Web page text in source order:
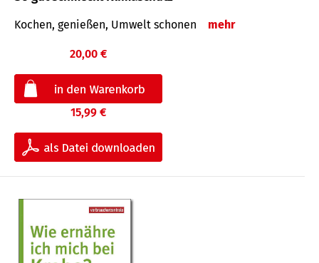
Kochen, genießen, Umwelt schonen mehr
20,00 €
15,99 €